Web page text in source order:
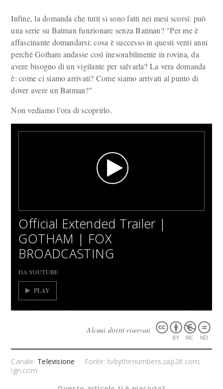
Infine, la domanda che tutti si sono fatti nei mesi scorsi: può
una serie su Batman funzionare senza Batman? "Per me è
affascinante domandarsi: cosa è successo in questi venti anni
perché Gotham andasse così inesorabilmente in rovina, da
avere bisogno di un vigilante per salvarla? La vera domanda
è: come ci siamo arrivati? Come siamo arrivati al punto di
dover avere un Batman?"
Non vediamo l'ora di scoprirlo.
Official Extended Trailer |
GOTHAM | FOX
BROADCASTING
DA YOUTUBE
PLAY
Alcuni diritti riservati
Canale: Televisione
Fonte: tvbythenumbers.zap2it.com;
ign.com